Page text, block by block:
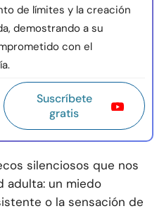
de límites y la creación
demostrando a su
con el
Suscríbete
gratis
silenciosos que nos
adulta: un miedo
o la sensación de